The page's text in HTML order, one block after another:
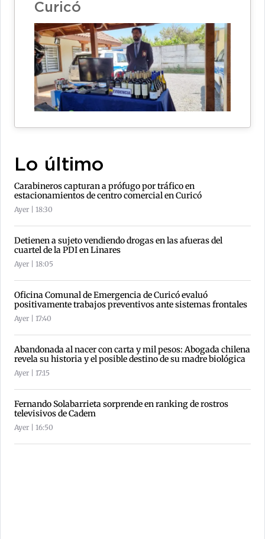
Curicó
Lo último
Carabineros capturan a prófugo por tráfico en
estacionamientos de centro comercial en Curicó
Ayer | 18:30
Detienen a sujeto vendiendo drogas en las afueras del
cuartel de la PDI en Linares
Ayer | 18:05
Oficina Comunal de Emergencia de Curicó evaluó
positivamente trabajos preventivos ante sistemas frontales
Ayer | 17:40
Abandonada al nacer con carta y mil pesos: Abogada chilena
revela su historia y el posible destino de su madre biológica
Ayer | 17:15
Fernando Solabarrieta sorprende en ranking de rostros
televisivos de Cadem
Ayer | 16:50